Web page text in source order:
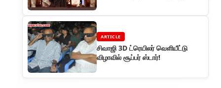
ARTICLE
சிவாஜி 3D ட்ரெயிலர் வெளியீட்டு
விழாவில் சூப்பர் ஸ்டார்!